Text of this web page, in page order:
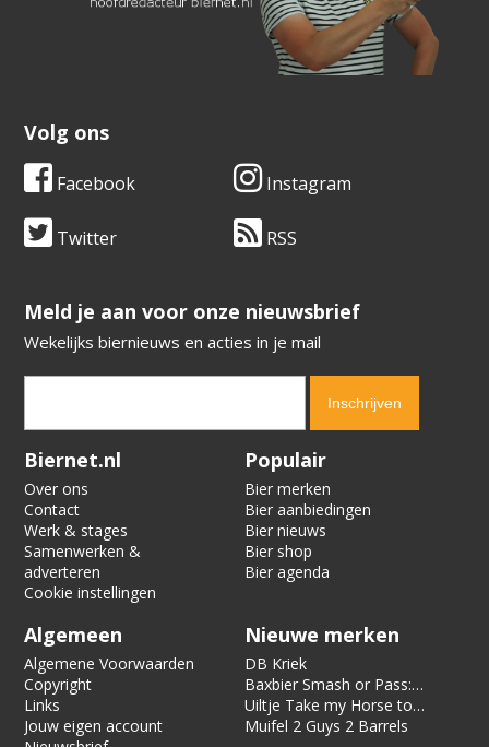
Volg ons
Facebook Instagram
Twitter RSS
​​​​​​​Meld je aan voor onze nieuwsbrief
Wekelijks biernieuws en acties in je mail
Verification code:
Biernet.nl
Over ons
Contact
Werk & stages
Samenwerken &
adverteren
Cookie instellingen
Populair
Bier merken
Bier aanbiedingen
Bier nieuws
Bier shop
Bier agenda
Algemeen
Algemene Voorwaarden
Copyright
Links
Jouw eigen account
Nieuwe merken
DB Kriek
Baxbier Smash or Pass:
Strata
Uiltje Take my Horse to
the Hotel Room
Muifel 2 Guys 2 Barrels